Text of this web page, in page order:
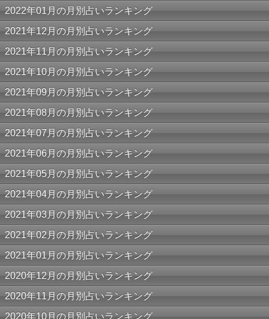
2022年01月の月別占いランキング
2021年12月の月別占いランキング
2021年11月の月別占いランキング
2021年10月の月別占いランキング
2021年09月の月別占いランキング
2021年08月の月別占いランキング
2021年07月の月別占いランキング
2021年06月の月別占いランキング
2021年05月の月別占いランキング
2021年04月の月別占いランキング
2021年03月の月別占いランキング
2021年02月の月別占いランキング
2021年01月の月別占いランキング
2020年12月の月別占いランキング
2020年11月の月別占いランキング
2020年10月の月別占いランキング